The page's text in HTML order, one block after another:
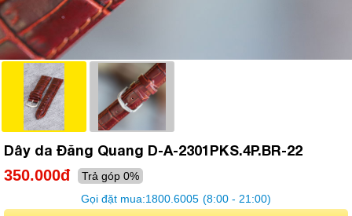
Dây da Đăng Quang D-A-2301PKS.4P.BR-22
350.000đ
Trả góp 0%
Gọi đặt mua:1800.6005 (8:00 - 21:00)